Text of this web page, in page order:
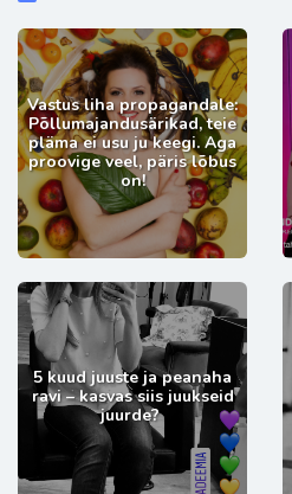
Vastus liha propagandale:
Põllumajandusärikad, teie
pläma ei usu ju keegi. Aga
proovige veel, päris lõbus
on!
5 kuud juuste ja peanaha
ravi – kasvas siis juukseid
juurde?